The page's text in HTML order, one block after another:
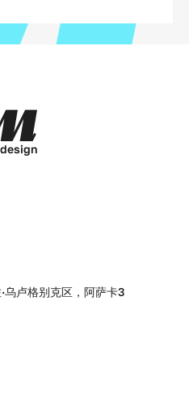
design
乌卢格别克区，阿萨卡3